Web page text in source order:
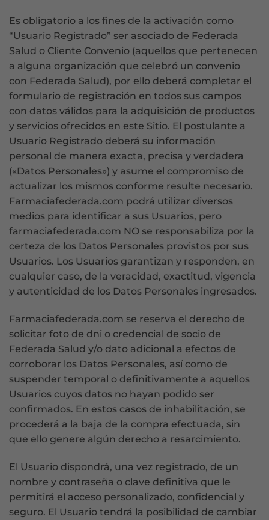
Es obligatorio a los fines de la activación como
“Usuario Registrado” ser asociado de Federada
Salud o Cliente Convenio (aquellos que pertenecen
a alguna organización que celebró un convenio
con Federada Salud), por ello deberá completar el
formulario de registración en todos sus campos
con datos válidos para la adquisición de productos
y servicios ofrecidos en este Sitio. El postulante a
Usuario Registrado deberá su información
personal de manera exacta, precisa y verdadera
(«Datos Personales») y asume el compromiso de
actualizar los mismos conforme resulte necesario.
Farmaciafederada.com podrá utilizar diversos
medios para identificar a sus Usuarios, pero
farmaciafederada.com NO se responsabiliza por la
certeza de los Datos Personales provistos por sus
Usuarios. Los Usuarios garantizan y responden, en
cualquier caso, de la veracidad, exactitud, vigencia
y autenticidad de los Datos Personales ingresados.
Farmaciafederada.com se reserva el derecho de
solicitar foto de dni o credencial de socio de
Federada Salud y/o dato adicional a efectos de
corroborar los Datos Personales, así como de
suspender temporal o definitivamente a aquellos
Usuarios cuyos datos no hayan podido ser
confirmados. En estos casos de inhabilitación, se
procederá a la baja de la compra efectuada, sin
que ello genere algún derecho a resarcimiento.
El Usuario dispondrá, una vez registrado, de un
nombre y contraseña o clave definitiva que le
permitirá el acceso personalizado, confidencial y
seguro. El Usuario tendrá la posibilidad de cambiar